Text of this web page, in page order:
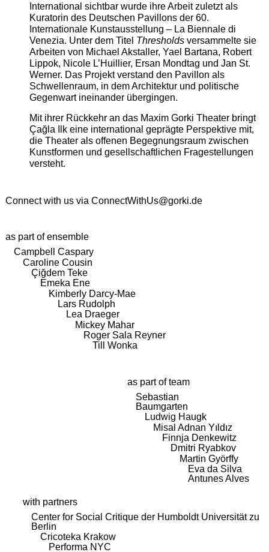
International sichtbar wurde ihre Arbeit zuletzt als
Kuratorin des Deutschen Pavillons der 60.
Internationale Kunstausstellung – La Biennale di
Venezia. Unter dem Titel Thresholdsversammelte sie
Arbeiten von Michael Akstaller, Yael Bartana, Robert
Lippok, Nicole L’Huillier, Ersan Mondtag und Jan St.
Werner. Das Projekt verstand den Pavillon als
Schwellenraum, in dem Architektur und politische
Gegenwart ineinander übergingen.
Mit ihrer Rückkehr an das Maxim Gorki Theater bringt
Çağla Ilk eine international geprägte Perspektive mit,
die Theater als offenen Begegnungsraum zwischen
Kunstformen und gesellschaftlichen Fragestellungen
versteht.
Connect with us via ConnectWithUs@gorki.de
as part of ensemble
Campbell Caspary
Caroline Cousin
Çiğdem Teke
Emeka Ene
Kimberly Darcy-Mae
Lars Rudolph
Lea Draeger
Mickey Mahar
Roger Sala Reyner
Till Wonka
as part of team
Sebastian
Baumgarten
Ludwig Haugk
Misal Adnan Yıldız
Finnja Denkewitz
Dmitri Ryabkov
Martin Györffy
Eva da Silva
Antunes Alves
with partners
Center for Social Critique der Humboldt Universität zu
Berlin
Cricoteka Krakow
Performa NYC